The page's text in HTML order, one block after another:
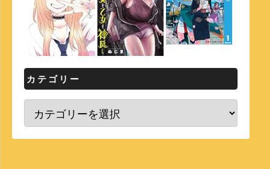
カテゴリー